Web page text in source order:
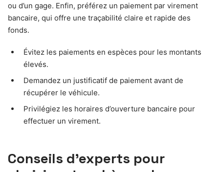
ou d’un gage. Enfin, préférez un paiement par virement
bancaire, qui offre une traçabilité claire et rapide des
fonds.
Évitez les paiements en espèces pour les montants
élevés.
Demandez un justificatif de paiement avant de
récupérer le véhicule.
Privilégiez les horaires d’ouverture bancaire pour
effectuer un virement.
Conseils d’experts pour